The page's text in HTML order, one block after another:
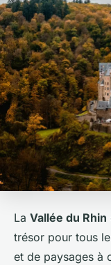
La Vallée du Rhin
trésor pour tous
et de paysages à